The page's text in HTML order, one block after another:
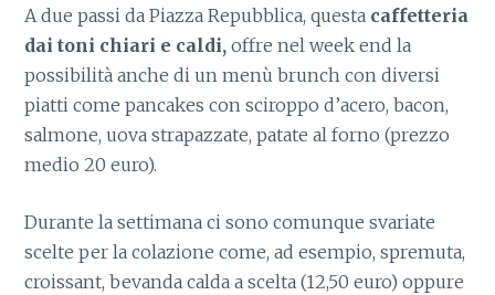
A due passi da Piazza Repubblica, questa caffetteria
dai toni chiari e caldi, offre nel week end la
possibilità anche di un menù brunch con diversi
piatti come pancakes con sciroppo d’acero, bacon,
salmone, uova strapazzate, patate al forno (prezzo
medio 20 euro).
Durante la settimana ci sono comunque svariate
scelte per la colazione come, ad esempio, spremuta,
croissant, bevanda calda a scelta (12,50 euro) oppure